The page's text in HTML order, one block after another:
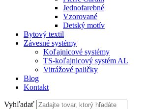
Jednofarebné
Vzorované
Detský motív
Bytový textil
Závesné systémy
Koľajnicové systémy
TS-koľajnicový systém AL
Vitrážové paličky
Blog
Kontakt
Vyhľadať